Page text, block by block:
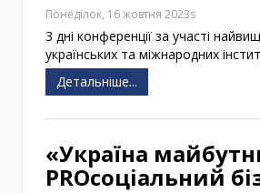
Понеділок, 16 жовтня 2023s
3 дні конференції за участі
українських та міжнародних
Детальніше...
«Україна
PROсоціальний